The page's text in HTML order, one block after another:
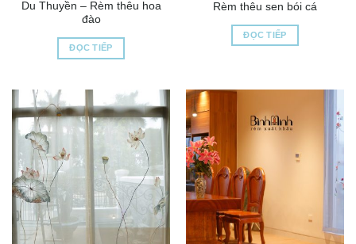
Du Thuyền – Rèm thêu hoa
đào
ĐỌC TIẾP
Rèm thêu sen bói cá
ĐỌC TIẾP